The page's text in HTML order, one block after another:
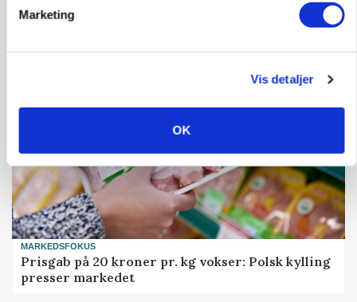
Marketing
Vis detaljer
OK
Ejer eller medejer? Nyt tv-format udfordrer
landbrugets ejerstruktur
MARKEDSFOKUS
Prisgab på 20 kroner pr. kg vokser: Polsk kylling
presser markedet